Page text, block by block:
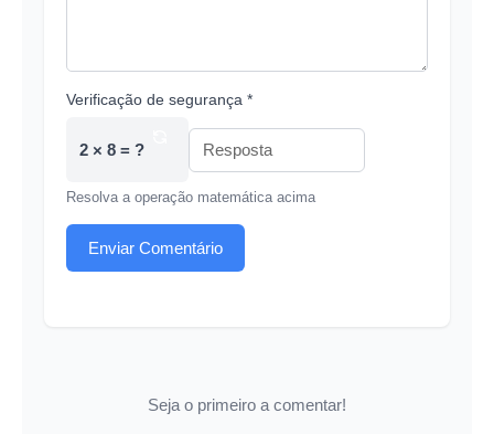
Verificação de segurança *
2 × 8 = ?
Resolva a operação matemática acima
Enviar Comentário
Seja o primeiro a comentar!